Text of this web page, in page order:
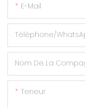
E-Mail
Téléphone/
Nom De La
Teneur